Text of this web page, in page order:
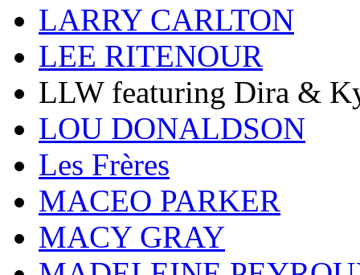
LARRY CARLTON
LEE RITENOUR
LLW featuring Dira &
LOU DONALDSON
Les Frères
MACEO PARKER
MACY GRAY